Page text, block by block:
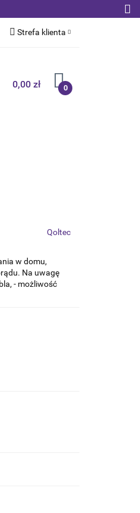
Strefa klienta
Zarejestruj się
0,00 zł 0
Qoltec
w domu,
Na uwagę
- możliwość